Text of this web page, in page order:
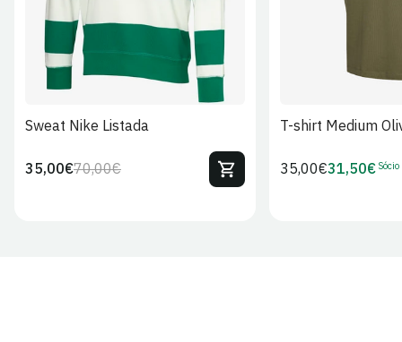
Sweat Nike Listada
Preço
70,00€Preço
35,00€
T-shirt Medium
Preço
35,00€Preço
31,50€ Sócio